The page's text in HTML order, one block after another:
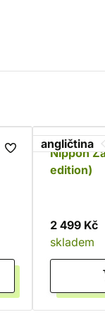
angličtina
Nippon
edition)
2 499 Kč
skladem